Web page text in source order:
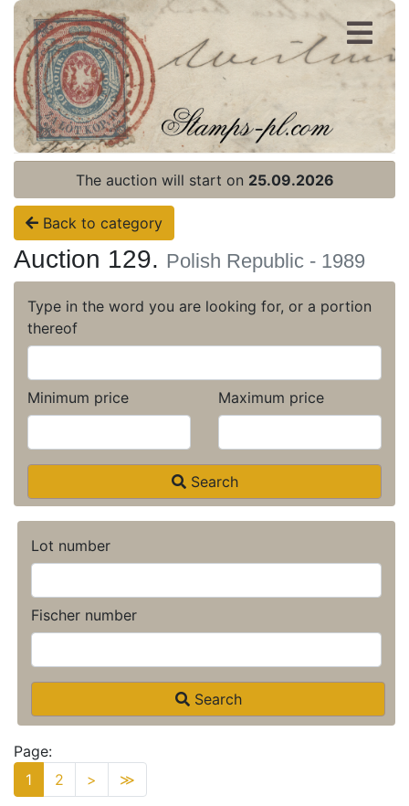
Register
Login
The auction will start on 25.09.2026
Back to category
Auction 129. Polish Republic - 1989
Type in the word you are looking for, or a portion
thereof
Minimum price Maximum price
Search
Lot number
Fischer number
Search
Page:
1
2 > ≫